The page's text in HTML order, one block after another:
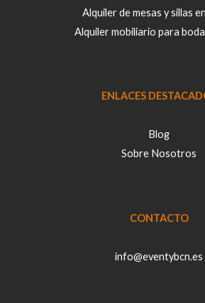
Alquiler de mesas y sillas
Alquiler mobiliario para
ENLACES
Blog
Sobre Nosotros
CONTACTO
info@eventybcn.es